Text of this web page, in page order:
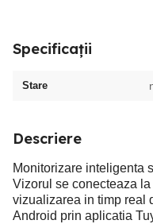
Specificații
Stare
Descriere
Monitorizare inteligenta
Vizorul se conecteaza
vizualizarea in timp real
Android prin aplicatia